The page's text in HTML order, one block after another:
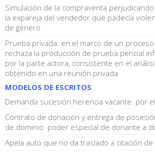
Simulación de la compraventa
la expareja del vendedor que padecía
de género
Prueba privada: en el marco de un
rechaza la producción de prueba pericial
por la parte actora, consistente en el
obtenido en una reunión privada
MODELOS DE ESCRITOS:
Demanda sucesión herencia vacante. por
Contrato de donación y entrega de
de dominio. poder especial de donante a
Apela auto que no da traslado a citación